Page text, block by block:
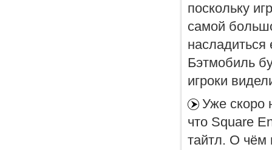
поскольку
самой
насладиться
Бэтмобиль
игроки
Уже скоро
что Square
тайтл. О чём